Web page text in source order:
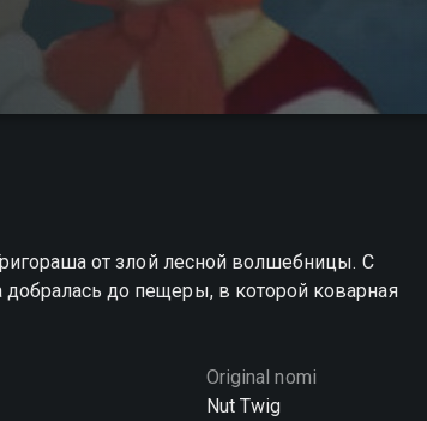
от злой лесной волшебницы. С
до пещеры, в которой коварная
Original nomi
Nut Twig